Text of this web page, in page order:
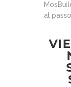
al